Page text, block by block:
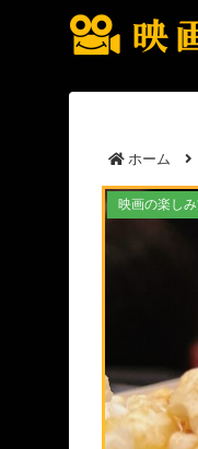
ホーム
初
映画の楽し